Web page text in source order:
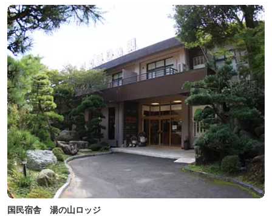
国民宿舎 湯の山ロッジ